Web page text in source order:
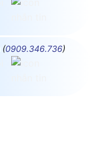
(0909.346.736)